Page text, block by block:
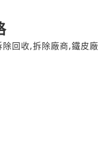
回收,拆除廠商,鐵皮